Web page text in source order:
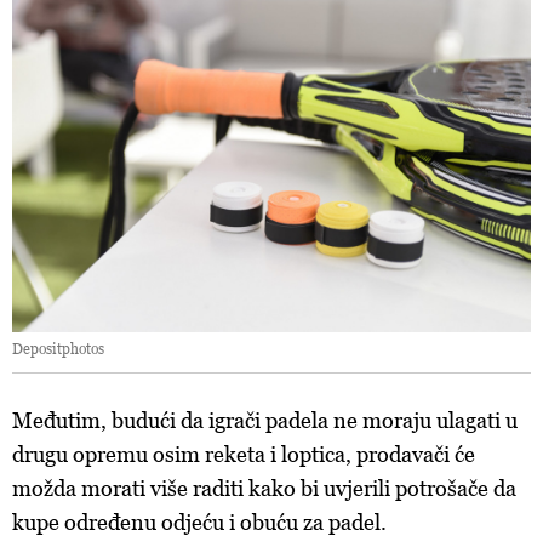
Depositphotos
Međutim, budući da igrači padela ne moraju ulagati u
drugu opremu osim reketa i loptica, prodavači će
možda morati više raditi kako bi uvjerili potrošače da
kupe određenu odjeću i obuću za padel.